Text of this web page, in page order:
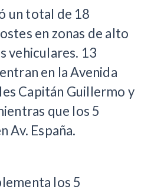
un total de 18
en zonas de alto
vehiculares. 13
en la Avenida
Capitán Guillermo y
que los 5
Av. España.
los 5